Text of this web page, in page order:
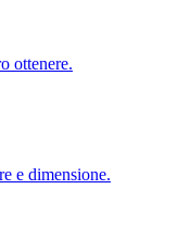
ottenere.
e dimensione.